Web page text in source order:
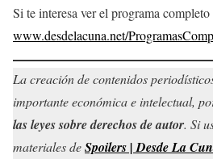
Si te interesa ver el programa
www.desdelacuna.net/
La creación de contenidos
importante económica e intelectual,
las leyes sobre derechos de autor. Si
materiales deSpoilers | Desde La